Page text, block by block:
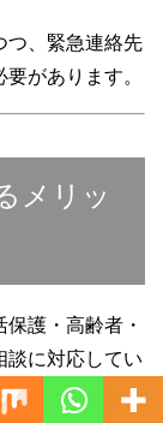
つ、緊急連絡先
があります。
メリッ
護・高齢者・
談に対応してい
Translate »